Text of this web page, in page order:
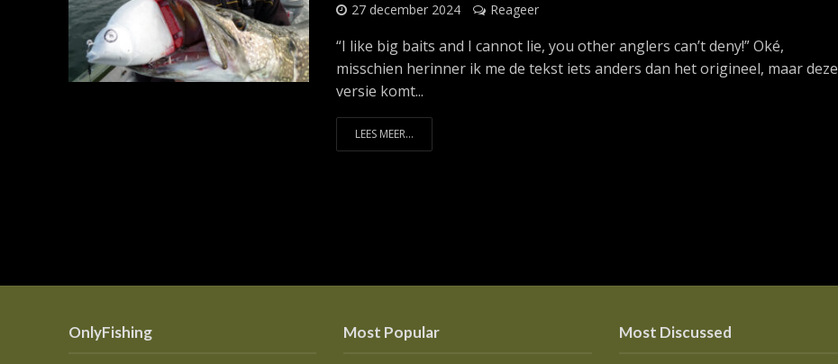
27 december 2024 Reageer
“I like big baits and I cannot lie, you other anglers can’t deny!” Oké,
misschien herinner ik me de tekst iets anders dan het origineel, maar deze
versie komt...
LEES MEER...
OnlyFishing Most Popular Most Discussed